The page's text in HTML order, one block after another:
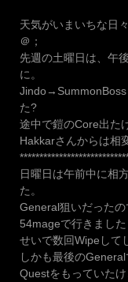
天気がいまいちな日
＠；
先週の土曜日は、午
に。
た?
途中で鎧のCore出
Hakkarさんからは相
日曜日は午前中に相
た。
General狙いだった
54mageで行きまし
せいで数回Wipeして
しかも最後の
Questをもっていた